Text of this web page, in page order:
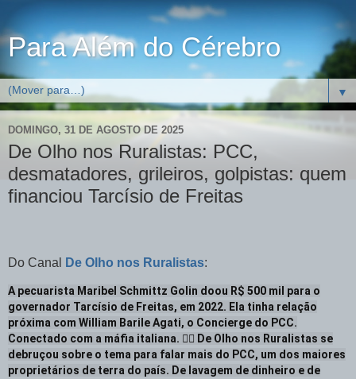
Para Além do Cérebro
▼
DOMINGO, 31 DE AGOSTO DE 2025
De Olho nos Ruralistas: PCC,
desmatadores, grileiros, golpistas: quem
financiou Tarcísio de Freitas
Do Canal De Olho nos Ruralistas:
A pecuarista Maribel Schmittz Golin doou R$ 500 mil para o
governador Tarcísio de Freitas, em 2022. Ela tinha relação
próxima com William Barile Agati, o Concierge do PCC.
Conectado com a máfia italiana. ⛓️‍💥 De Olho nos Ruralistas se
debruçou sobre o tema para falar mais do PCC, um dos maiores
proprietários de terra do país. De lavagem de dinheiro e de